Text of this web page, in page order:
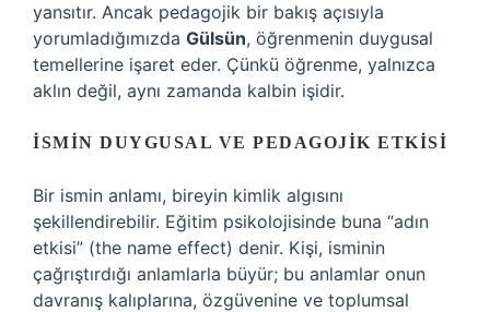
yansıtır. Ancak pedagojik bir bakış açısıyla
yorumladığımızda Gülsün, öğrenmenin duygusal
temellerine işaret eder. Çünkü öğrenme, yalnızca
aklın değil, aynı zamanda kalbin işidir.
İSMIN DUYGUSAL VE PEDAGOJIK ETKISI
Bir ismin anlamı, bireyin kimlik algısını
şekillendirebilir. Eğitim psikolojisinde buna “adın
etkisi” (the name effect) denir. Kişi, isminin
çağrıştırdığı anlamlarla büyür; bu anlamlar onun
davranış kalıplarına, özgüvenine ve toplumsal